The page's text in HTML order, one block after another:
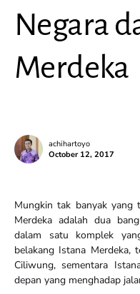
Negara
Merdeka
achihartoyo
October 12, 2017
Mungkin tak banyak yang
Merdeka adalah dua
dalam satu komplek
belakang Istana Merdeka,
Ciliwung, sementara
depan yang menghadap